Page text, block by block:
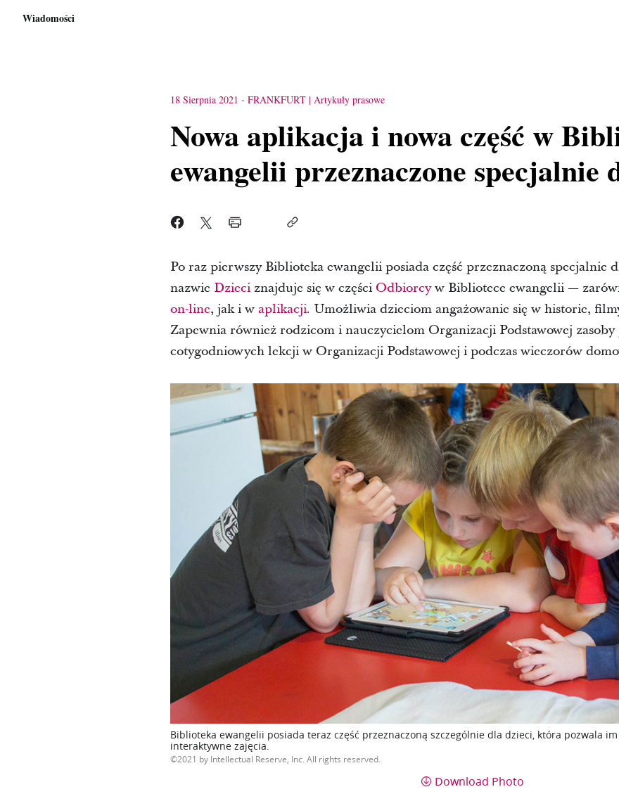
Wiadomości
18 Sierpnia 2021 - FRANKFURT Artykuły prasowe
Nowa aplikacja i nowa część w
ewangelii przeznaczone specjalnie
Po raz pierwszy Biblioteka ewangelii posiada część przeznaczoną specjalnie
nazwie Dzieciznajduje się w części Odbiorcyw Bibliotece ewangelii —
on-line, jak i w aplikacji. Umożliwia dzieciom angażowanie się w historie,
Zapewnia również rodzicom i nauczycielom Organizacji Podstawowej
cotygodniowych lekcji w Organizacji Podstawowej i podczas wieczorów
Biblioteka ewangelii posiada teraz część przeznaczoną szczególnie dla dzieci, która pozwala
interaktywne zajęcia.
2021 by Intellectual Reserve, Inc. All rights reserved.
Download Photo